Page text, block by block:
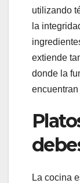
utilizando
la
extiende
donde la
La cocina